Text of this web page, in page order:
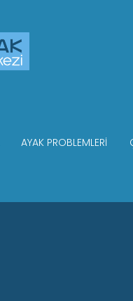
AYAK PROBLEMLERI